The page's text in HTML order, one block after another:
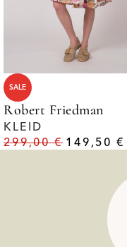
SALE
Robert Friedman
KLEID
299,00€ 149,50€